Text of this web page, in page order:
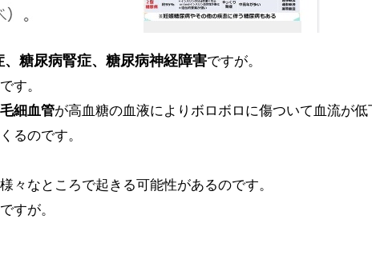
、糖尿病腎症、糖尿病神経障害ですが。
す。
毛細血管が高血糖の血液によりボロボロに傷ついて血流が低
るのです。
々なところで起きる可能性があるのです。
すが。